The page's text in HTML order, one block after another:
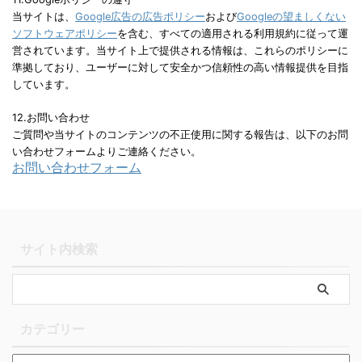
当サイトは、 Google広告の広告ポリシーおよびGoogleの望ましくない
ソフトウェアポリシーを含む、すべての適用される利用規約に従って運
営されています。当サイト上で提供される情報は、これらのポリシーに
準拠しており、ユーザーに対して安全かつ信頼性の高い情報提供を目指
しています。
12.お問い合わせ
ご質問や当サイトのコンテンツの不正使用に関する報告は、以下のお問
い合わせフォームよりご連絡ください。
お問い合わせフォーム